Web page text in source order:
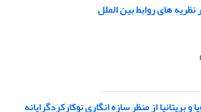
های روابط بین الملل
از منظر سازه انگاری نوکارکردگرایانه